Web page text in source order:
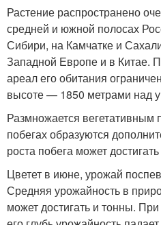
Растение распространено
средней и южной полосах
Сибири, на Камчатке и
Западной Европе и в Китае.
ареал его обитания
высоте — 1850 метрами над
Размножается вегетативным
побегах образуются
роста побега может
Цветет в июне, урожай
Средняя урожайность в
может достигать и тонны.